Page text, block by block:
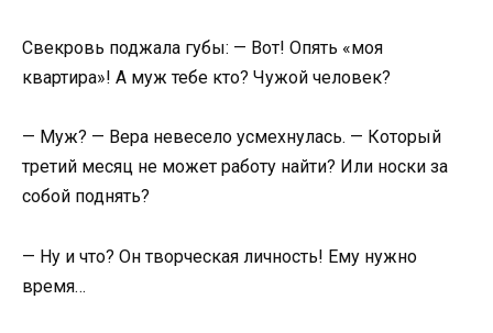
Свекровь поджала губы: — Вот! Опять «моя
квартира»! А муж тебе кто? Чужой человек?
— Муж? — Вера невесело усмехнулась. — Который
третий месяц не может работу найти? Или носки за
собой поднять?
— Ну и что? Он творческая личность! Ему нужно
время…